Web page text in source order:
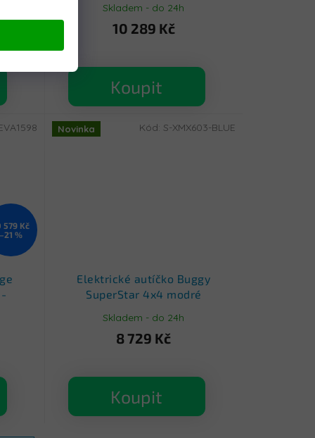
608.NIE
Skladem - do 24h
10 289 Kč
Koupit
579 Kč
–21 %
Novinka
Elektrické autíčko Buggy
SuperStar 4x4 modré
Skladem - do 24h
8 729 Kč
Koupit
Kód: S-XMX603-BLUE